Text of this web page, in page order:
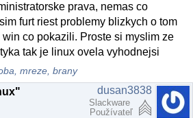
prava, nemas co
furt riest problemy blizkych o tom
co pokazili. Proste si myslim ze
tak je linux ovela vyhodnejsi
mreze, brany
dusan3838
Slackware
Používateľ